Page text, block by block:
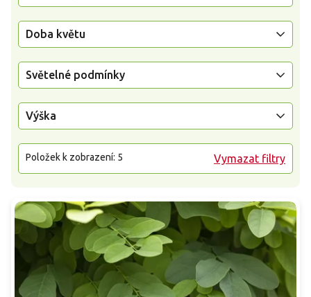
Doba květu
Světelné podmínky
Výška
Vymazat filtry
Položek k zobrazení: 5